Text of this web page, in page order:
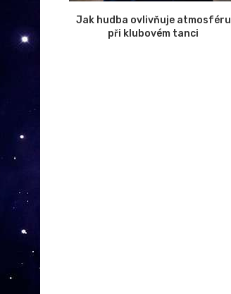
Jak hudba ovlivňuje atmosféru
při klubovém tanci